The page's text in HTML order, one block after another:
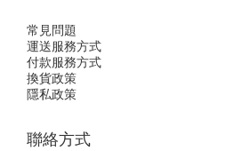
常見問題
運送服務方式
付款服務方式
換貨政策
隱私政策
聯絡方式